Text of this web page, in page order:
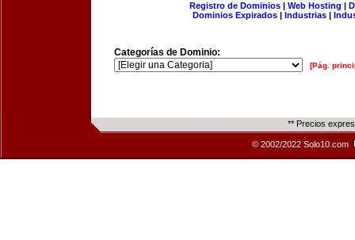
Registro de Dominios| Web Hosting |
Dominios Expirados | Industrias |
Categorías de Dominio:
[Pág.
** Precios
© 2002/2022 Solo10.com